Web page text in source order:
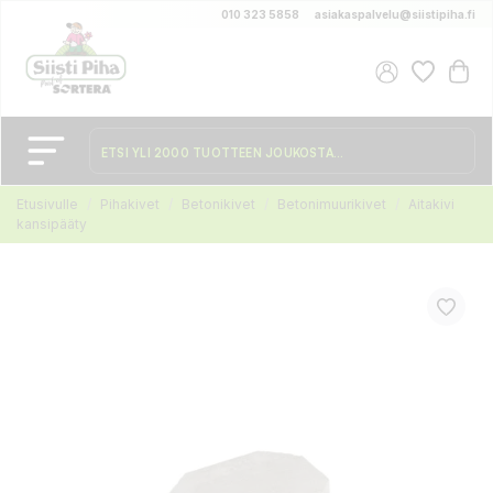
010 323 5858 asiakaspalvelu@siistipiha.fi
Etusivulle Pihakivet Betonikivet Betonimuurikivet
Aitakivi
kansipääty